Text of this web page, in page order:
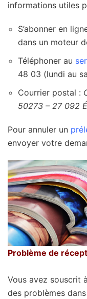
informations utiles
S’abonner en
dans un moteur
Téléphoner au
48 03 (lundi au
Courrier postal :
50273 – 27 092
Pour annuler un
envoyer votre
Problème de
Vous avez souscrit
des problèmes